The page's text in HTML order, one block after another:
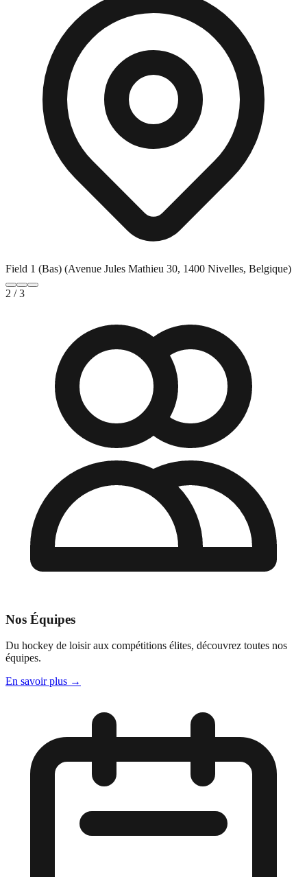
Field 1 (Bas) (Avenue Jules Mathieu 30, 1400 Nivelles, Belgique)
2 /3
Nos Équipes
Du hockey de loisir aux compétitions élites, découvrez toutes nos
équipes.
En savoir plus →